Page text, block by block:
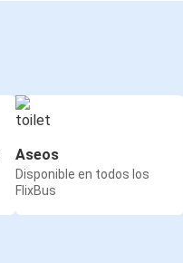
Aseos
Disponible en todos los
FlixBus